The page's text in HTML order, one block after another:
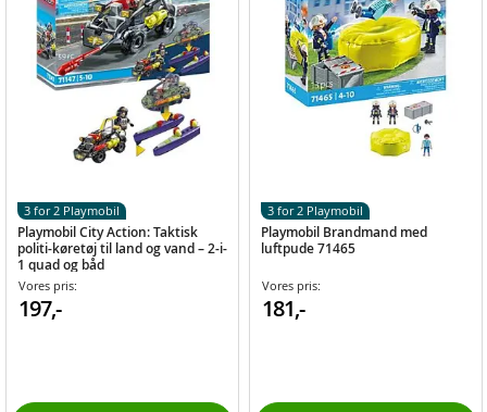
Playmobil City Action: Taktisk
politi-køretøj til land og vand – 2-i-
1 quad og båd
Vores pris:
197,-
3 for 2 Playmobil
Playmobil Brandmand med
luftpude 71465
Vores pris:
181,-
3 for 2 Playmobil